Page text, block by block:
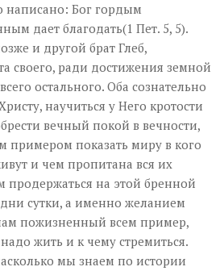
написано: Бог гордым
дает благодать(1 Пет. 5, 5).
и другой брат Глеб,
своего, ради достижения земной
остального. Оба сознательно
научиться у Него кротости
вечный покой в вечности,
примером показать миру в кого
и чем пропитана вся их
на этой бренной
сутки, а именно желанием
пожизненный всем пример,
жить и к чему стремиться.
мы знаем по истории